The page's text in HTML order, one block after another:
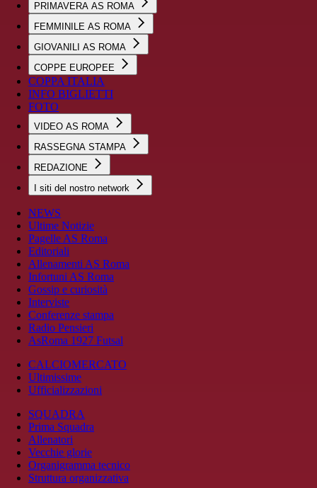
PRIMAVERA AS ROMA
FEMMINILE AS ROMA
GIOVANILI AS ROMA
COPPE EUROPEE
COPPA ITALIA
INFO BIGLIETTI
FOTO
VIDEO AS ROMA
RASSEGNA STAMPA
REDAZIONE
I siti del nostro network
NEWS
Ultime Notizie
Pagelle AS Roma
Editoriali
Allenamenti AS Roma
Infortuni AS Roma
Gossip e curiosità
Interviste
Conferenze stampa
Radio Pensieri
AsRoma 1927 Futsal
CALCIOMERCATO
Ultimissime
Ufficializzazioni
SQUADRA
Prima Squadra
Allenatori
Vecchie glorie
Organigramma tecnico
Struttura organizzativa